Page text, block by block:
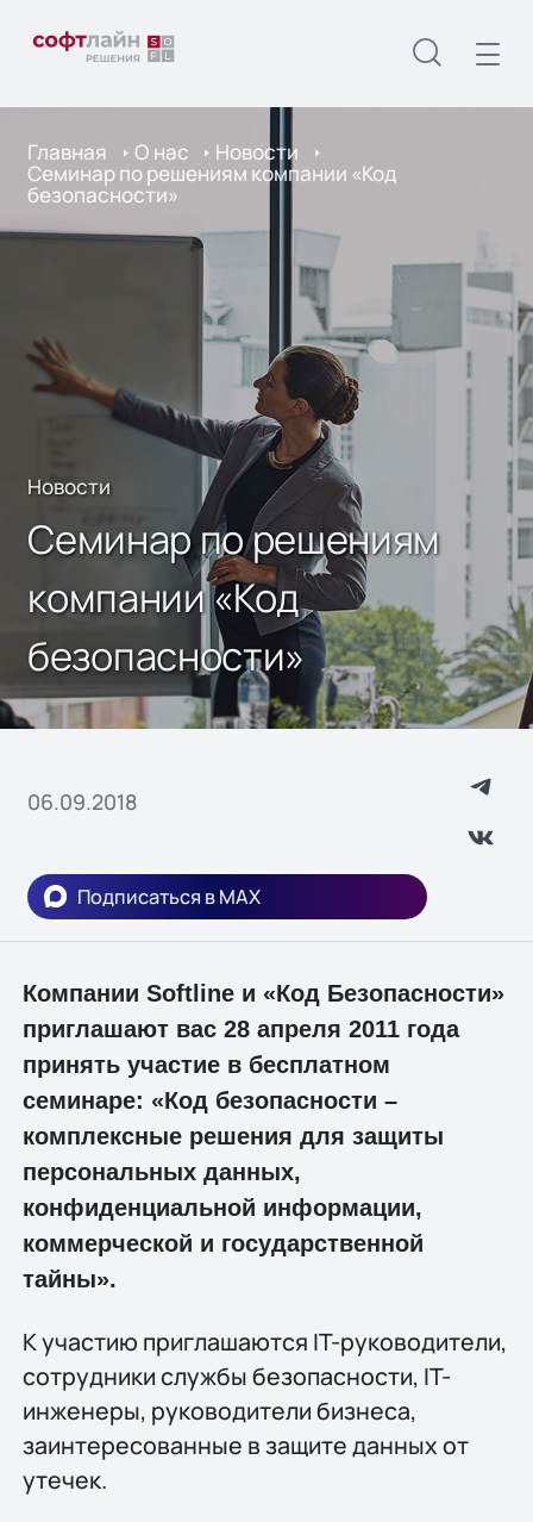
Главная О нас Новости
Семинар по решениям компании «Код
безопасности»
Новости
Семинар по решениям
компании «Код
безопасности»
06.09.2018
Подписаться в MAX
Компании Softline и «Код Безопасности»
приглашают вас 28 апреля 2011 года
принять участие в бесплатном
семинаре: «Код безопасности –
комплексные решения для защиты
персональных данных,
конфиденциальной информации,
коммерческой и государственной
тайны».
К участию приглашаются IT-руководители,
сотрудники службы безопасности, IT-
инженеры, руководители бизнеса,
заинтересованные в защите данных от
утечек.